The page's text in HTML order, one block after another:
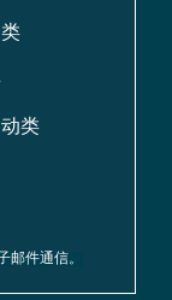
类
邮件通信。